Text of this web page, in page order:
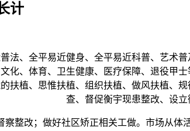
计
、全平易近健身、全平易近科普、艺术普
化、体育、卫生健康、医疗保障、退役甲
扶植、思惟扶植、组织扶植、做风扶植、
查、督促衡宇现患整改、设
改；做好社区矫正相关工做。市场从体